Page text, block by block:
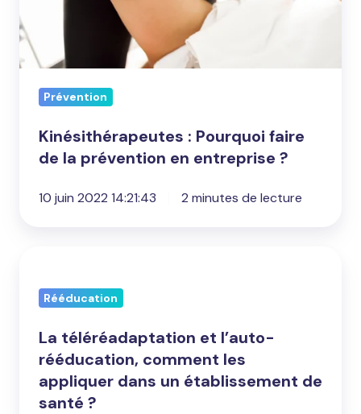
en
entreprise
?
Prévention
Kinésithérapeutes : Pourquoi faire
de la prévention en entreprise ?
10 juin 2022 14:21:43 2 minutes de lecture
rééducation,
comment
Rééducation
La téléréadaptation et l’auto-
rééducation, comment les
appliquer dans un établissement de
santé ?